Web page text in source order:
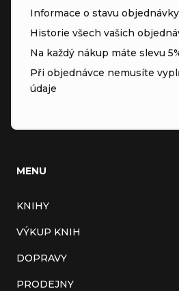
Informace o stavu objednávky
Historie všech vašich
Na každý nákup máte slevu
Při objednávce nemusíte
údaje
MENU
KNIHY
VÝKUP KNIH
DOPRAVY
PRODEJNY